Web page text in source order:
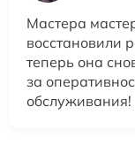
Мастера
восстановили
теперь она
за
обслуживания!